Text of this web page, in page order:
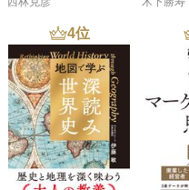
オーバーエクステンションの
・助走
・踏み切り
・学習
・やり切る
・夢を語り続け、本気の背中
・退路を断つ
・赤字（苦境）に耐える体力
4位